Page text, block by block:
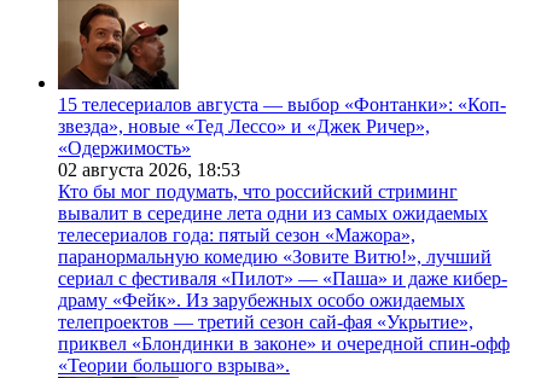
15 телесериалов августа — выбор «Фонтанки»: «Коп-
звезда», новые «Тед Лессо» и «Джек Ричер»,
«Одержимость»
02 августа 2026, 18:53
Кто бы мог подумать, что российский стриминг
вывалит в середине лета одни из самых ожидаемых
телесериалов года: пятый сезон «Мажора»,
паранормальную комедию «Зовите Витю!», лучший
сериал с фестиваля «Пилот» — «Паша» и даже кибер-
драму «Фейк». Из зарубежных особо ожидаемых
телепроектов — третий сезон сай-фая «Укрытие»,
приквел «Блондинки в законе» и очередной спин-офф
«Теории большого взрыва».